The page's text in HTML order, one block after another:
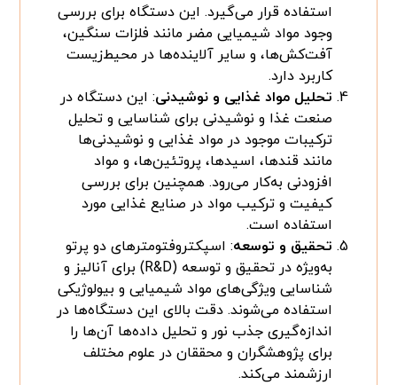
استفاده قرار می‌گیرد. این دستگاه برای بررسی
وجود مواد شیمیایی مضر مانند فلزات سنگین،
آفت‌کش‌ها، و سایر آلاینده‌ها در محیط‌زیست
کاربرد دارد.
تحلیل مواد غذایی و نوشیدنی: این دستگاه در
صنعت غذا و نوشیدنی برای شناسایی و تحلیل
ترکیبات موجود در مواد غذایی و نوشیدنی‌ها
مانند قندها، اسیدها، پروتئین‌ها، و مواد
افزودنی به‌کار می‌رود. همچنین برای بررسی
کیفیت و ترکیب مواد در صنایع غذایی مورد
استفاده است.
تحقیق و توسعه: اسپکتروفتومترهای دو پرتو
به‌ویژه در تحقیق و توسعه (R&D) برای آنالیز و
شناسایی ویژگی‌های مواد شیمیایی و بیولوژیکی
استفاده می‌شوند. دقت بالای این دستگاه‌ها در
اندازه‌گیری جذب نور و تحلیل داده‌ها آن‌ها را
برای پژوهشگران و محققان در علوم مختلف
ارزشمند می‌کند.